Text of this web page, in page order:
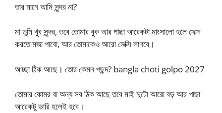
তার মানে আমি সুন্দর না?
মা তুমি খুব সুন্দর, তবে তোমার বুক আর পাছা আরেকটা মাংসালো হলে সেক্স
করতে মজা পাবো, আর তোমাকেও আরো সেক্সি লাগবে।
আচ্ছা ঠিক আছে। তোর কেমন পছন্দ? bangla choti golpo 2027
তোমার কোমর বা অন্য সব ঠিক আছে তবে মাই দুটো আরো বড় আর পাছা
আরেকটু ভারি হলেই হবে।